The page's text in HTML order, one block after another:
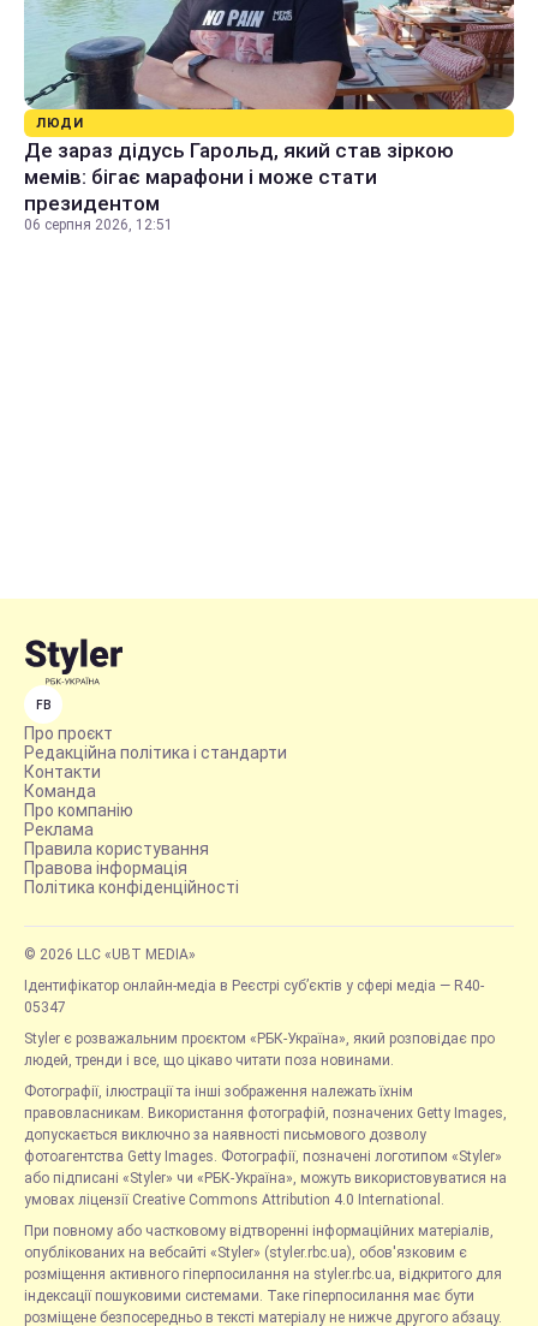
ЛЮДИ
Де зараз дідусь Гарольд, який став зіркою
мемів: бігає марафони і може стати
президентом
06 серпня 2026, 12:51
FB
Про проєкт
Редакційна політика і стандарти
Контакти
Команда
Про компанію
Реклама
Правила користування
Правова інформація
Політика конфіденційності
© 2026 LLC «UBT MEDIA»
Ідентифікатор онлайн-медіа в Реєстрі суб’єктів у сфері медіа — R40-
05347
Styler є розважальним проєктом «РБК-Україна», який розповідає про
людей, тренди і все, що цікаво читати поза новинами.
Фотографії, ілюстрації та інші зображення належать їхнім
правовласникам. Використання фотографій, позначених Getty Images,
допускається виключно за наявності письмового дозволу
фотоагентства Getty Images. Фотографії, позначені логотипом «Styler»
або підписані «Styler» чи «РБК-Україна», можуть використовуватися на
умовах ліцензії Creative Commons Attribution 4.0 International.
При повному або частковому відтворенні інформаційних матеріалів,
опублікованих на вебсайті «Styler» (styler.rbc.ua), обов'язковим є
розміщення активного гіперпосилання на styler.rbc.ua, відкритого для
індексації пошуковими системами. Таке гіперпосилання має бути
розміщене безпосередньо в тексті матеріалу не нижче другого абзацу.